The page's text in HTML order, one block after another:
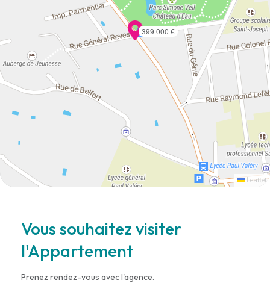
399 000 €
Leaflet
Vous souhaitez visiter
l'Appartement
Prenez rendez-vous avec l'agence.